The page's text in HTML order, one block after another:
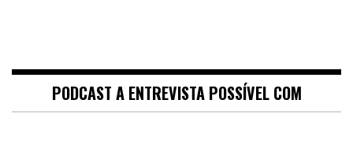
PODCAST A ENTREVISTA POSSÍVEL COM